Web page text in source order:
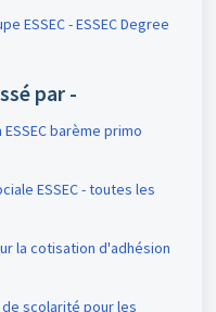
ESSEC - ESSEC Degree
par -
barème primo
ESSEC - toutes les
la cotisation d'adhésion
scolarité pour les